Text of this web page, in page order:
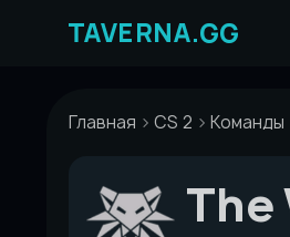
Главная CS 2 Команды
The